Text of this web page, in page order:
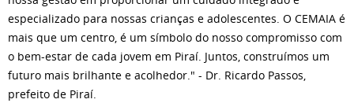
especializado para nossas crianças e adolescentes. O CEMAIA é
mais que um centro, é um símbolo do nosso compromisso com
o bem-estar de cada jovem em Piraí. Juntos, construímos um
futuro mais brilhante e acolhedor." - Dr. Ricardo Passos,
prefeito de Piraí.